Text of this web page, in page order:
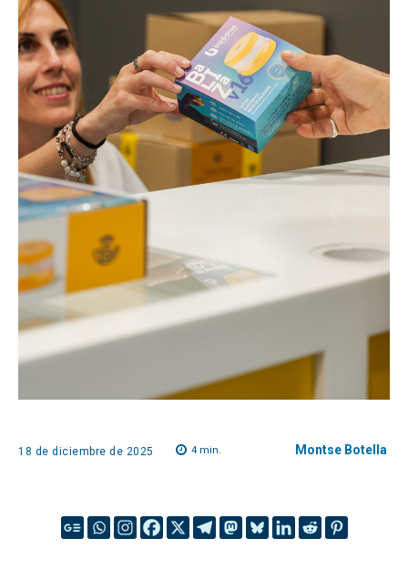
18 de diciembre de 2025 4min. Montse Botella